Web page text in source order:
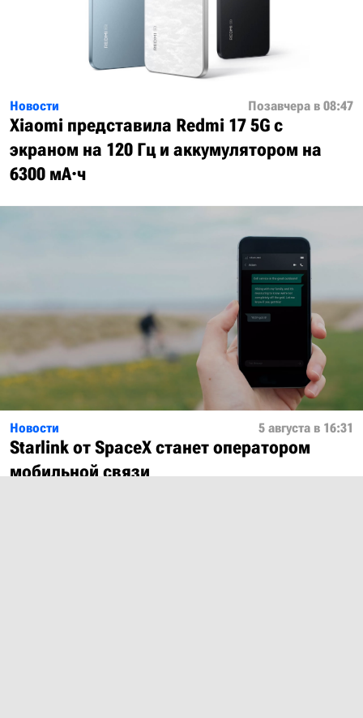
Новости Позавчера в 08:47
Xiaomi представила Redmi 17 5G с
экраном на 120 Гц и аккумулятором на
6300 мА·ч
Новости 5 августа в 16:31
Starlink от SpaceX станет оператором
мобильной связи